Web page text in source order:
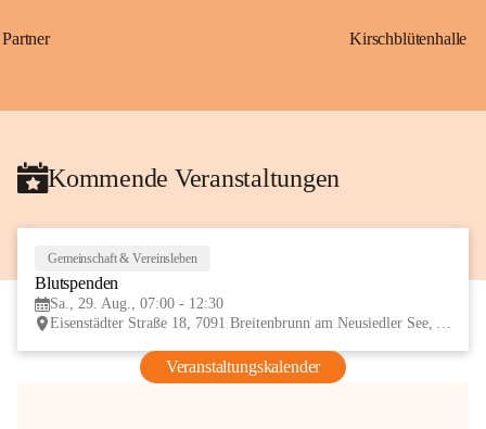
Partner Kirschblütenhalle
Kommende Veranstaltungen
Gemeinschaft & Vereinsleben
Blutspenden
Sa., 29. Aug., 07:00 - 12:30
Eisenstädter Straße 18, 7091 Breitenbrunn am Neusiedler See, AUT
Veranstaltungskalender